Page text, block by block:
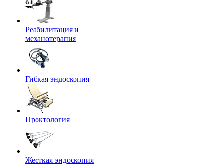
Реабилитация и
механотерапия
Гибкая эндоскопия
Проктология
Жесткая эндоскопия